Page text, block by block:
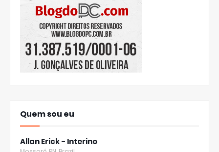
Quem sou eu
Allan Erick - Interino